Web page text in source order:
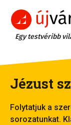
Egy testvéribb
Jézust
Folytatjuk a
sorozatunkat.